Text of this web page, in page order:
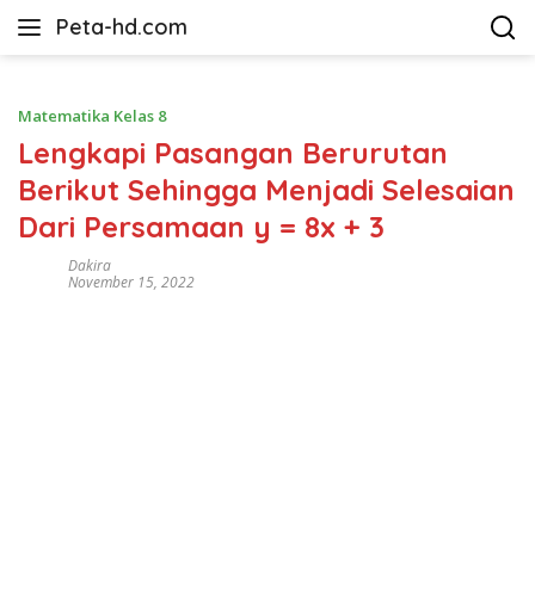
Peta-hd.com
Kumpulan
HD
Matematika Kelas 8
Lengkapi Pasangan Berurutan
Berikut Sehingga Menjadi Selesaian
Dari Persamaan y = 8x + 3
Dakira
November 15, 2022